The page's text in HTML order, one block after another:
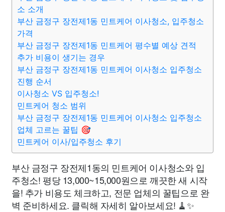
소 소개
부산 금정구 장전제1동 민트케어 이사청소, 입주청소
가격
부산 금정구 장전제1동 민트케어 평수별 예상 견적
추가 비용이 생기는 경우
부산 금정구 장전제1동 민트케어 이사청소 입주청소
진행 순서
이사청소 VS 입주청소!
민트케어 청소 범위
부산 금정구 장전제1동 민트케어 이사청소 입주청소
업체 고르는 꿀팁 🎯
민트케어 이사/입주청소 후기
부산 금정구 장전제1동의 민트케어 이사청소와 입
주청소! 평당 13,000~15,000원으로 깨끗한 새 시작
을! 추가 비용도 체크하고, 전문 업체의 꿀팁으로 완
벽 준비하세요. 클릭해 자세히 알아보세요! 🧹✨